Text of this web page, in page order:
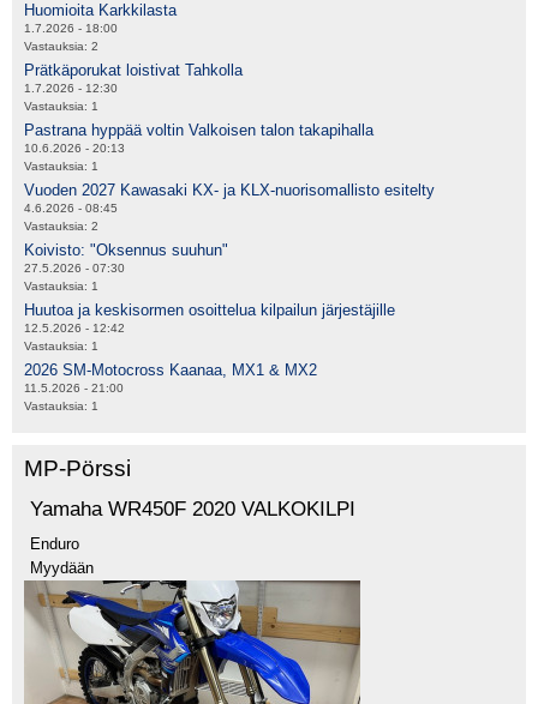
Huomioita Karkkilasta
1.7.2026 - 18:00
Vastauksia: 2
Prätkäporukat loistivat Tahkolla
1.7.2026 - 12:30
Vastauksia: 1
Pastrana hyppää voltin Valkoisen talon takapihalla
10.6.2026 - 20:13
Vastauksia: 1
Vuoden 2027 Kawasaki KX- ja KLX-nuorisomallisto esitelty
4.6.2026 - 08:45
Vastauksia: 2
Koivisto: "Oksennus suuhun"
27.5.2026 - 07:30
Vastauksia: 1
Huutoa ja keskisormen osoittelua kilpailun järjestäjille
12.5.2026 - 12:42
Vastauksia: 1
2026 SM-Motocross Kaanaa, MX1 & MX2
11.5.2026 - 21:00
Vastauksia: 1
MP-Pörssi
Yamaha WR450F 2020 VALKOKILPI
Enduro
Myydään